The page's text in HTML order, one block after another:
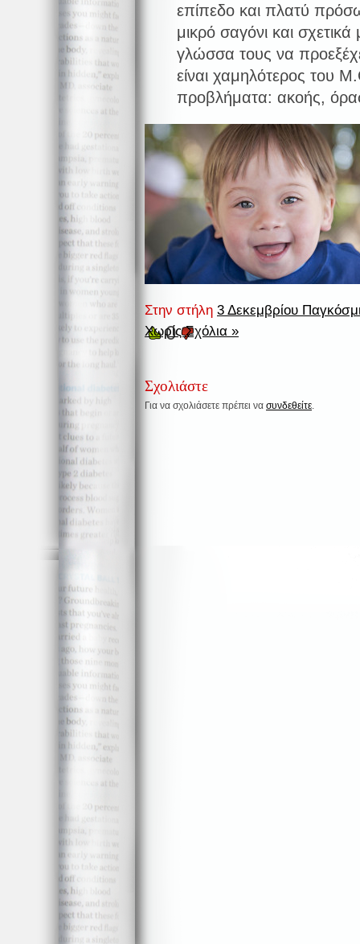
επίπεδο και πλατύ
μικρό σαγόνι και
γλώσσα τους να
είναι χαμηλότερος του
προβλήματα: ακοής,
Στην στήλη 3 Δεκεμβρίου
Χωρίς Σχόλια »
0
Σχολιάστε
Για να σχολιάσετε πρέπει να συνδεθείτε